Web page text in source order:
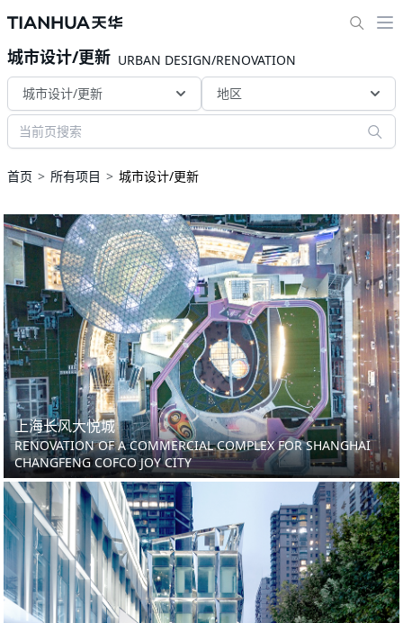
城市设计/更新 URBAN DESIGN/RENOVATION
城市设计/更新
地区
首页 所有项目 城市设计/更新
上海长风大悦城
RENOVATION OF A COMMERCIAL COMPLEX FOR SHANGHAI
CHANGFENG COFCO JOY CITY